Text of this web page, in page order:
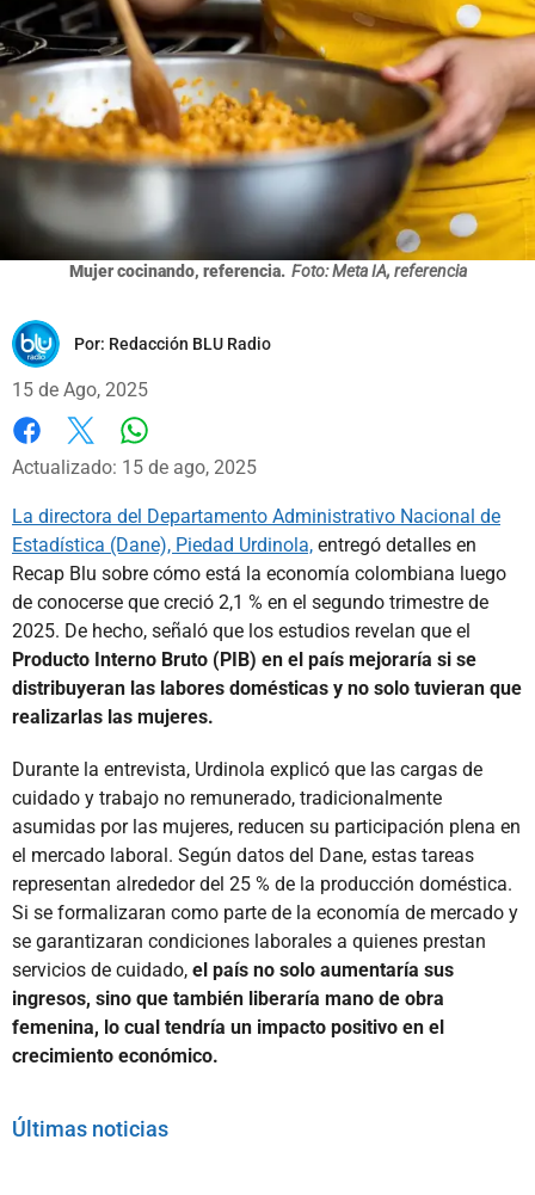
Mujer cocinando, referencia. Foto: Meta IA, referencia
Por: Redacción BLU Radio
15 de Ago, 2025
Facebook
X
Actualizado: 15 de ago, 2025
La directora del Departamento Administrativo Nacional de
Estadística (Dane), Piedad Urdinola, entregó detalles en
Recap Blu sobre cómo está la economía colombiana luego
de conocerse que creció 2,1 % en el segundo trimestre de
2025. De hecho, señaló que los estudios revelan que el
Producto Interno Bruto (PIB) en el país mejoraría si se
distribuyeran las labores domésticas y no solo tuvieran que
realizarlas las mujeres.
Durante la entrevista, Urdinola explicó que las cargas de
cuidado y trabajo no remunerado, tradicionalmente
asumidas por las mujeres, reducen su participación plena en
el mercado laboral. Según datos del Dane, estas tareas
representan alrededor del 25 % de la producción doméstica.
Si se formalizaran como parte de la economía de mercado y
se garantizaran condiciones laborales a quienes prestan
servicios de cuidado, el país no solo aumentaría sus
ingresos, sino que también liberaría mano de obra
femenina, lo cual tendría un impacto positivo en el
crecimiento económico.
Últimas noticias